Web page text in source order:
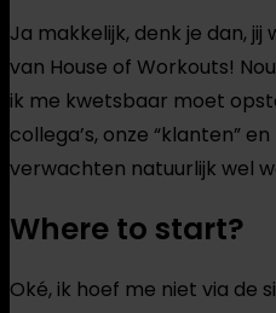
Ja makkelijk, denk je dan,
van House of Workouts!
ik me kwetsbaar moet
collega’s, onze “klanten”
verwachten natuurlijk wel
Where to start?
Oké, ik hoef me niet via de